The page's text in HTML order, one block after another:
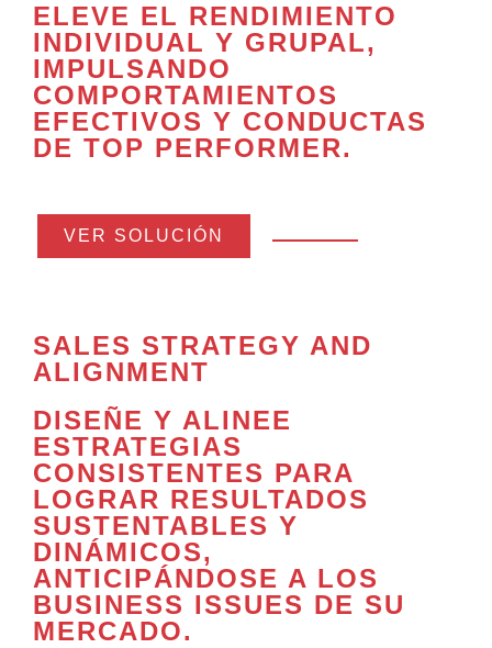
ELEVE EL RENDIMIENTO
INDIVIDUAL Y GRUPAL,
IMPULSANDO
COMPORTAMIENTOS
EFECTIVOS Y CONDUCTAS
DE TOP PERFORMER.
VER SOLUCIÓN
SALES STRATEGY AND
ALIGNMENT
DISEÑE Y ALINEE
ESTRATEGIAS
CONSISTENTES PARA
LOGRAR RESULTADOS
SUSTENTABLES Y
DINÁMICOS,
ANTICIPÁNDOSE A LOS
BUSINESS ISSUES DE SU
MERCADO.